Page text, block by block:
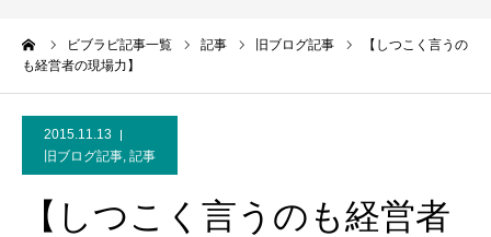
ビブラビ記事一覧 記事 旧ブログ記事
【しつこく言うの
も経営者の現場力】
2015.11.13
旧ブログ記事, 記事
【しつこく言うのも経営者